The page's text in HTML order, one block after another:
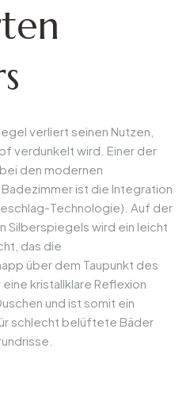
verliert seinen Nutzen,
verdunkelt wird. Einer der
den modernen
ist die Integration
Technologie). Auf der
Silberspiegels wird ein leicht
das die
über dem Taupunkt des
kristallklare Reflexion
und ist somit ein
schlecht belüftete Bäder